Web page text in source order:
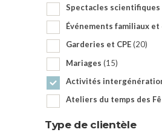
Spectacles scientifiques
Événements familiaux
Garderies et CPE(20)
Mariages (15)
Activités
Ateliers du temps des
Type de clientèle